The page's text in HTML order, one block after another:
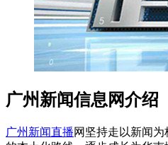
广州新闻信息网介绍
广州新闻直播网坚持走以新闻